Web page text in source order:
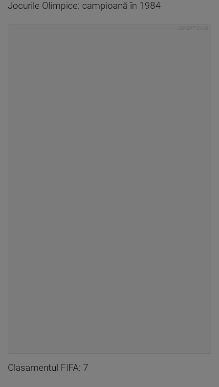
Jocurile Olimpice: campioană în 1984
Clasamentul FIFA: 7